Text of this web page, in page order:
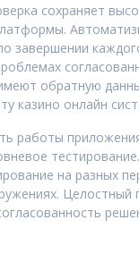
сохраняет
завершении
обратную
казино онлайн
работы
на разных
Целостный